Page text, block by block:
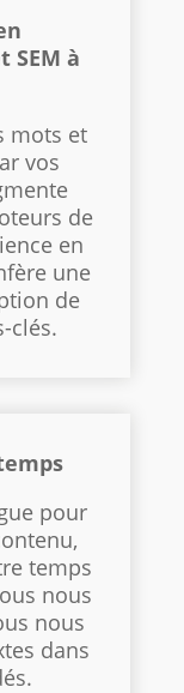
SEM à
mots et
vos
de
en
une
de
clés.
pour
temps
nous
nous
dans